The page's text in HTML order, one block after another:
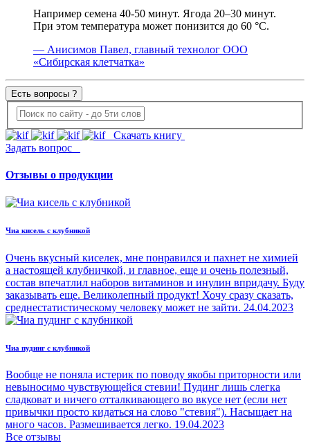
Например семена 40-50 минут. Ягода 20–30 минут.
При этом температура может понизится до 60 °C.
— Анисимов Павел, главный технолог ООО
«Сибирская клетчатка»
Есть вопросы ?
Скачать книгу
Задать вопрос
Отзывы о продукции
Чиа кисель с клубникой
Очень вкусный киселек, мне понравился и пахнет не химией
а настоящей клубничкой, и главное, еще и очень полезный,
состав впечатлил наборов витаминов и инулин впридачу. Буду
заказывать еще. Великолепный продукт! Хочу сразу сказать,
среднестатистическому человеку может не зайти. 24.04.2023
Чиа пудинг с клубникой
Вообще не поняла истерик по поводу якобы приторности или
невыносимо чувствующейся стевии! Пудинг лишь слегка
сладковат и ничего отталкивающего во вкусе нет (если нет
привычки просто кидаться на слово "стевия"). Насыщает на
много часов. Размешивается легко. 19.04.2023
Все отзывы